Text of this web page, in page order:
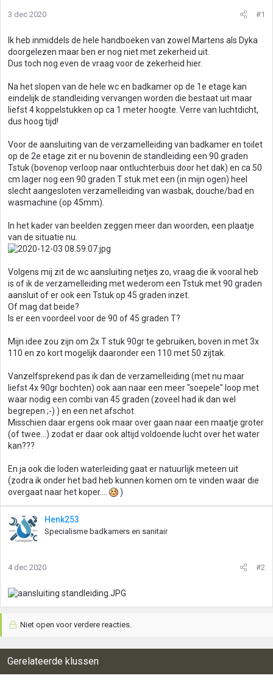
3 dec 2020 #1
Ik heb inmiddels de hele handboeken van zowel Martens als Dyka
doorgelezen maar ben er nog niet met zekerheid uit.
Dus toch nog even de vraag voor de zekerheid hier.
Na het slopen van de hele wc en badkamer op de 1e etage kan
eindelijk de standleiding vervangen worden die bestaat uit maar
liefst 4 koppelstukken op ca 1 meter hoogte. Verre van luchtdicht,
dus hoog tijd!
Voor de aansluiting van de verzamelleiding van badkamer en toilet
op de 2e etage zit er nu bovenin de standleiding een 90 graden
Tstuk (bovenop verloop naar ontluchterbuis door het dak) en ca 50
cm lager nog een 90 graden T stuk met een (in mijn ogen) heel
slecht aangesloten verzamelleiding van wasbak, douche/bad en
wasmachine (op 45mm).
In het kader van beelden zeggen meer dan woorden, een plaatje
van de situatie nu.
Volgens mij zit de wc aansluiting netjes zo, vraag die ik vooral heb
is of ik de verzamelleiding met wederom een Tstuk met 90 graden
aansluit of er ook een Tstuk op 45 graden inzet.
Of mag dat beide?
Is er een voordeel voor de 90 of 45 graden T?
Mijn idee zou zijn om 2x T stuk 90gr te gebruiken, boven in met 3x
110 en zo kort mogelijk daaronder een 110 met 50 zijtak.
Vanzelfsprekend pas ik dan de verzamelleiding (met nu maar
liefst 4x 90gr bochten) ook aan naar een meer "soepele" loop met
waar nodig een combi van 45 graden (zoveel had ik dan wel
begrepen ;-) ) en een net afschot.
Misschien daar ergens ook maar over gaan naar een maatje groter
(of twee...) zodat er daar ook altijd voldoende lucht over het water
kan???
En ja ook die loden waterleiding gaat er natuurlijk meteen uit
(zodra ik onder het bad heb kunnen komen om te vinden waar die
overgaat naar het koper....
)
Henk253
Specialisme badkamers en sanitair
4 dec 2020 #2
Niet open voor verdere reacties.
Gerelateerde klussen